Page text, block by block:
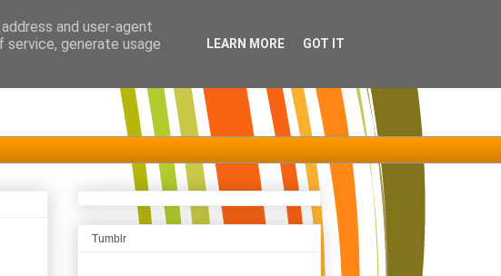
Tumblr
and user-agent
generate usage
LEARN MORE GOT IT